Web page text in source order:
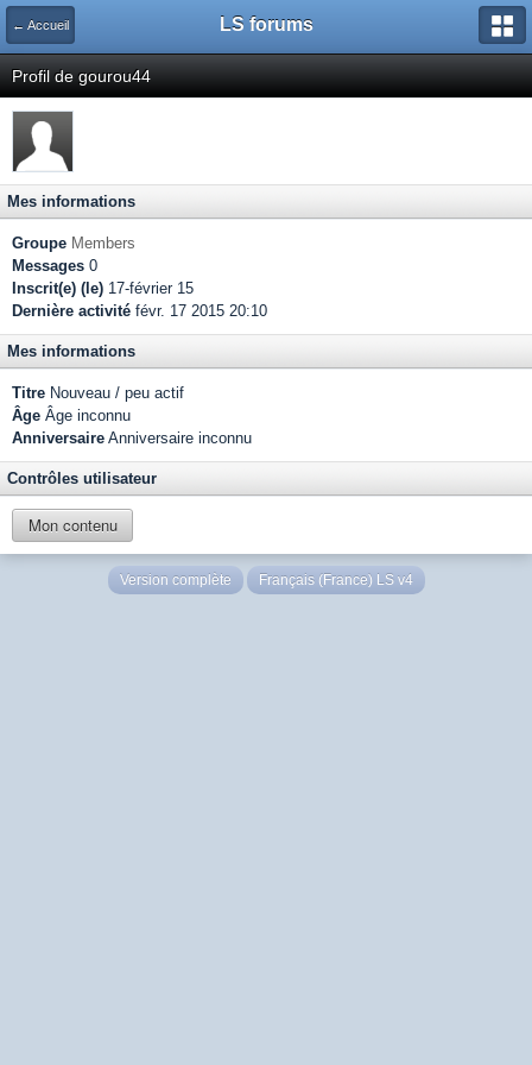
← Accueil LS forums
Profil de gourou44
Mes informations
Groupe Members
Messages 0
Inscrit(e) (le) 17-février 15
Dernière activité févr. 17 2015 20:10
Mes informations
Titre Nouveau / peu actif
Âge Âge inconnu
Anniversaire Anniversaire inconnu
Contrôles utilisateur
Mon contenu
Version complète Français (France) LS v4